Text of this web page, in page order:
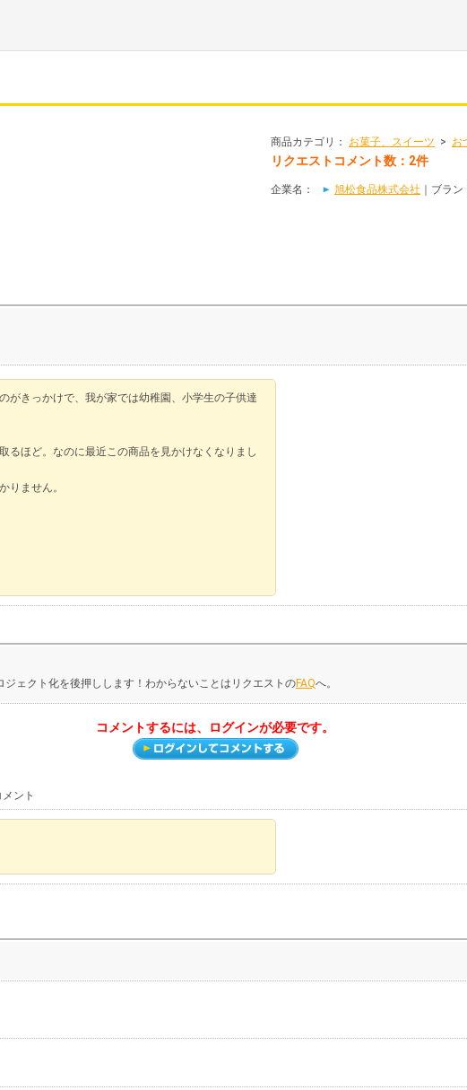
商品カテゴリ： お菓子、スイーツ > お
リクエストコメント数：2件
企業名： 旭松食品株式会社 ｜ブラン
がきっかけで、我が家では幼稚園、小学生の子供達
るほど。なのに最近この商品を見かけなくなりまし
りません。
ェクト化を後押しします！わからないことはリクエストのFAQへ。
コメントするには、ログインが必要です。
ント